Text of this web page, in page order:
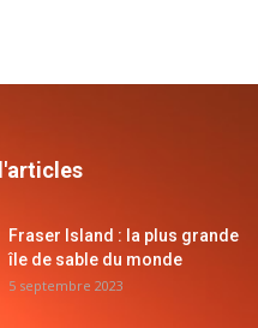
Fraser Island : la plus grande
île de sable du monde
5 septembre 2023